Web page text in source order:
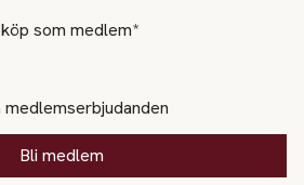
som medlem*
medlemserbjudanden
Bli medlem